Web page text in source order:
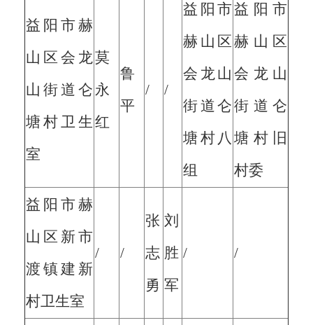
益阳市赫
山区会龙
山街道仑
塘村卫生
室
莫
永
红
鲁
平
/ /
益阳市
赫山区
会龙山
街道仑
塘村八
组
益阳市
赫山区
会龙山
街道仑
塘村旧
村委
益阳市赫
山区新市
渡镇建新
村卫生室
/ /
张
志
勇
刘
胜
军
/ /